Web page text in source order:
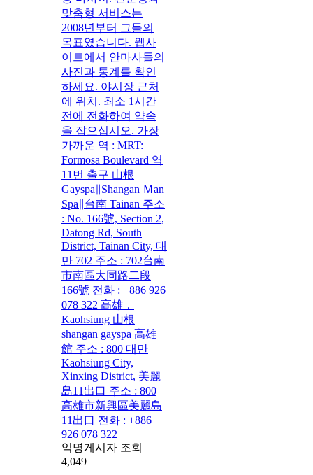
맞춤형 서비스는
2008년부터 그들의
목표였습니다. 웹사
이트에서 안마사들의
사진과 통계를 확인
하세요. 야시장 근처
에 위치. 최소 1시간
전에 전화하여 약속
을 잡으십시오. 가장
가까운 역 : MRT:
Formosa Boulevard 역
11번 출구 山根
Gayspa∥Shangan Ｍan
Spa∥台南 Tainan 주소
: No. 166號, Section 2,
Datong Rd, South
District, Tainan City, 대
만 702 주소 : 702台南
市南區大同路二段
166號 전화 : +886 926
078 322 高雄．
Kaohsiung 山根
shangan gayspa 高雄
館 주소 : 800 대만
Kaohsiung City,
Xinxing District, 美麗
島11出口 주소 : 800
高雄市新興區美麗島
11出口 전화 : +886
926 078 322
익명게시자 조회
4,049